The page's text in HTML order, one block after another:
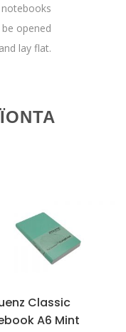
notebooks
opened
lay flat.
Classic
A6 Mint